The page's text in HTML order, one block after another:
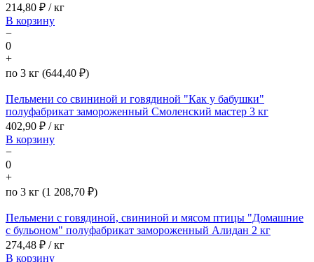
214,80 ₽ / кг
В корзину
−
0
+
по 3 кг (644,40 ₽)
Пельмени со свининой и говядиной "Как у бабушки"
полуфабрикат замороженный Смоленский мастер 3 кг
402,90 ₽ / кг
В корзину
−
0
+
по 3 кг (1 208,70 ₽)
Пельмени с говядиной, свининой и мясом птицы "Домашние
с бульоном" полуфабрикат замороженный Алидан 2 кг
274,48 ₽ / кг
В корзину